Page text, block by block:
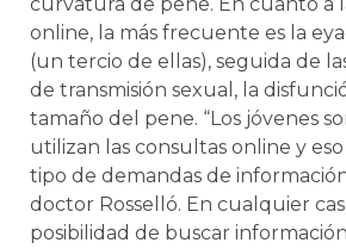
curvatura de pene. En cuanto a
online, la más frecuente es la
(un tercio de ellas), seguida de
de transmisión sexual, la
tamaño del pene. “Los jóvenes
utilizan las consultas online y
tipo de demandas de
doctor Rosselló. En cualquier
posibilidad de buscar